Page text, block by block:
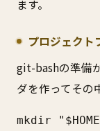
ます。
プロジェクト
git-bashの準備
ダを作ってその
mkdir